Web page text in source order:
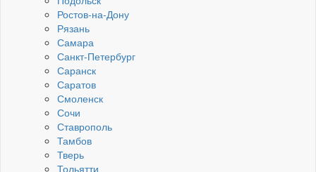
Ростов-на-Дону
Рязань
Самара
Санкт-Петербург
Саранск
Саратов
Смоленск
Сочи
Ставрополь
Тамбов
Тверь
Тольятти